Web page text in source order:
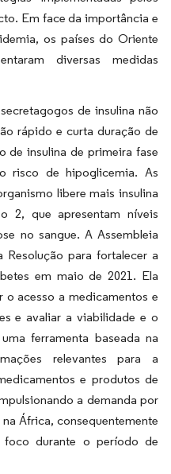
Em face da importância e
os países do Oriente
diversas medidas
de insulina não
rápido e curta duração de
de insulina de primeira fase
risco de hipoglicemia. As
libere mais insulina
2, que apresentam níveis
no sangue. A Assembleia
Resolução para fortalecer a
em maio de 2021. Ela
acesso a medicamentos e
e avaliar a viabilidade e o
ferramenta baseada na
relevantes para a
e produtos de
a demanda por
África, consequentemente
foco durante o período de